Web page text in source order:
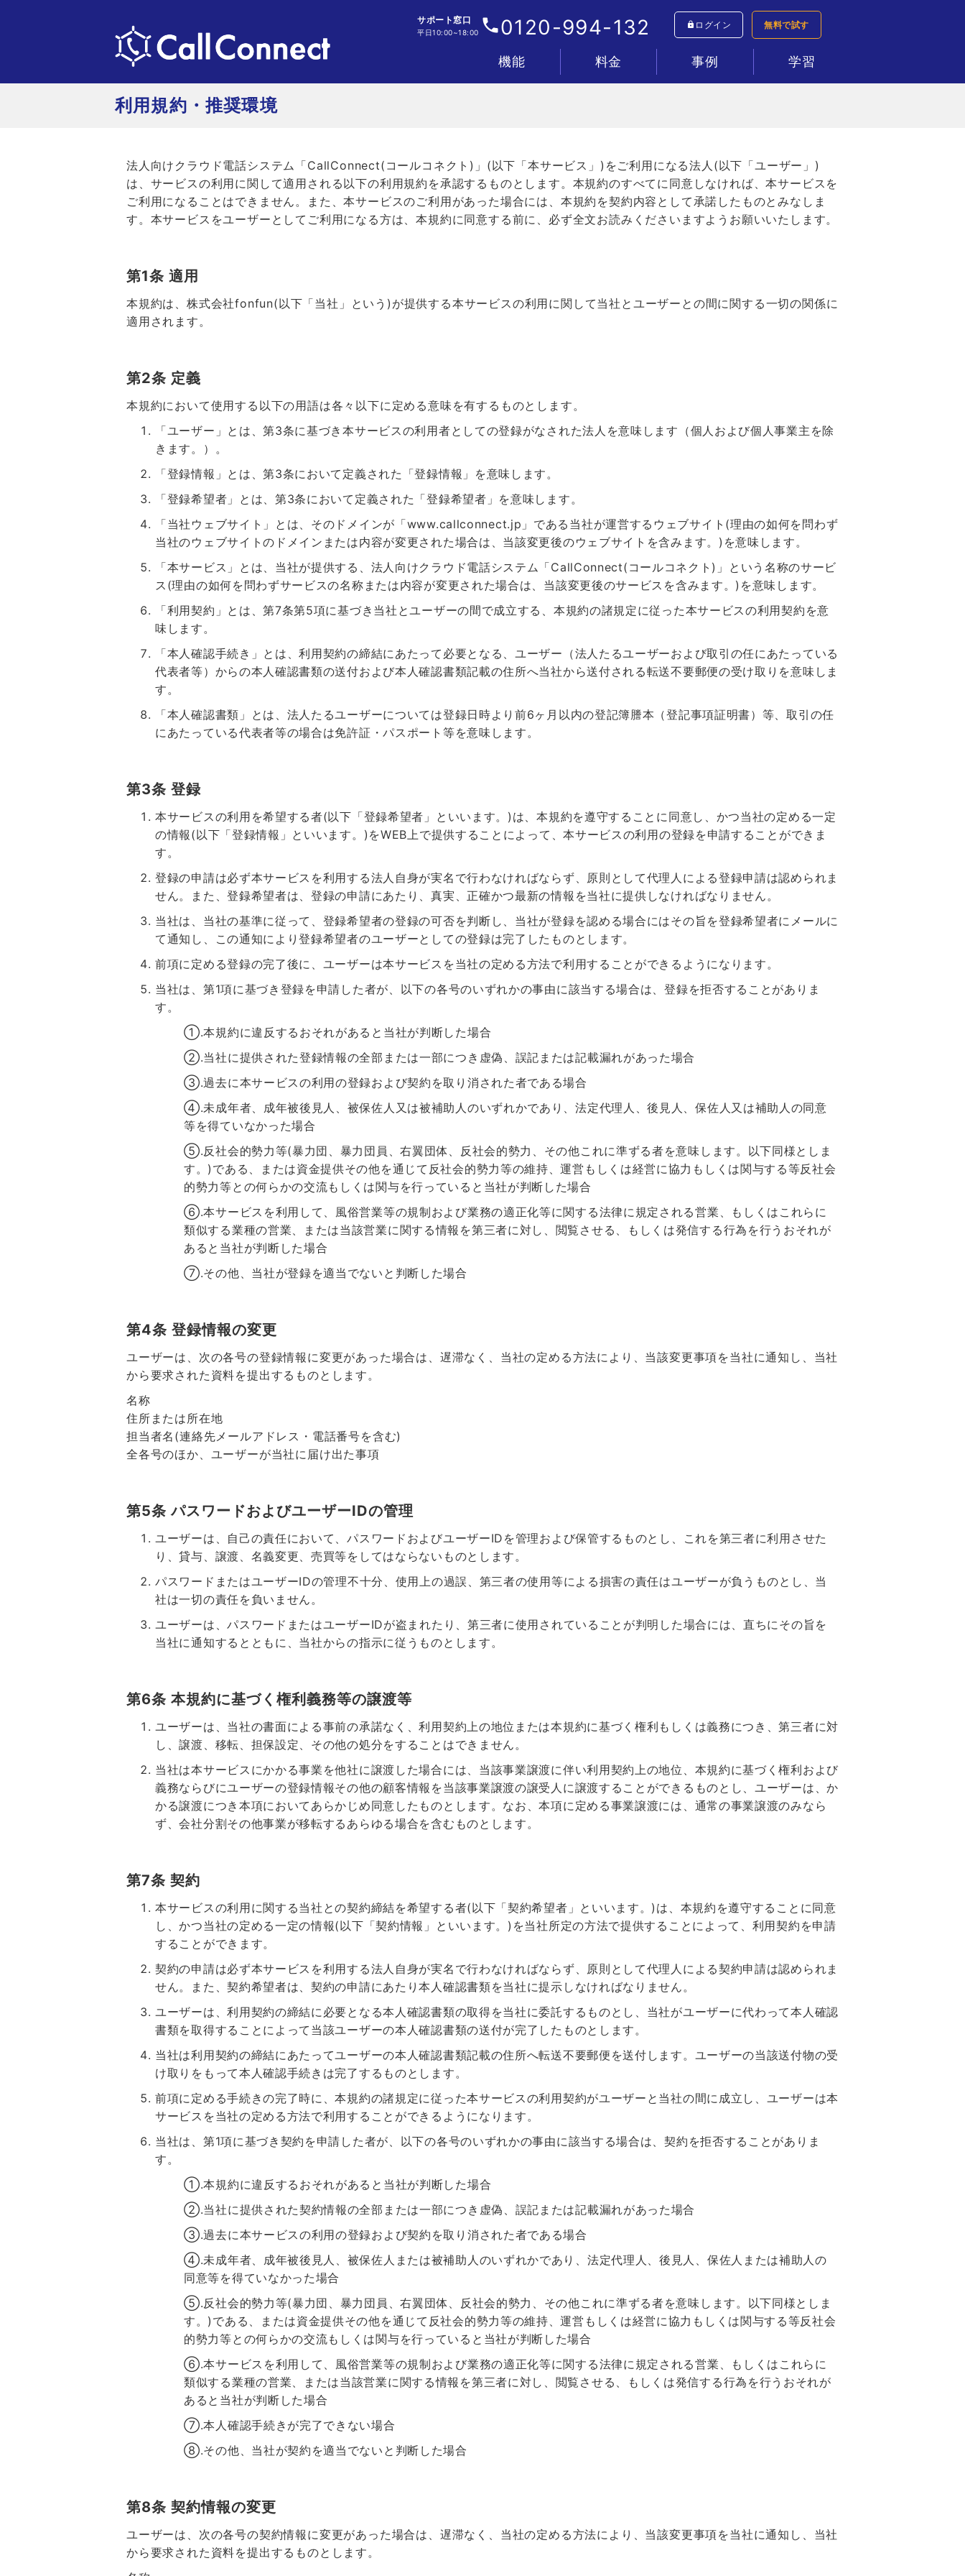
サポート窓口
平日10:00~18:00 0120-994-132 ログイン 無料で試す
機能
電話
IVR・着信フロー
顧客管理
分析
AI
連携
管理・セキュリティ
料金
プラン&料金表
お支払い&料金シミュレーター
事例
すべて
コールセンター
インサイドセールス
テレワーク
新規事業
ネットショップ
学習
資料請求
マニュアル動画
ヘルプセンター
利用規約・推奨環境
法人向けクラウド電話システム「CallConnect(コールコネクト)」(以下「本サービス」)をご利用になる法人(以下「ユーザー」)
は、サービスの利用に関して適用される以下の利用規約を承認するものとします。本規約のすべてに同意しなければ、本サービスを
ご利用になることはできません。また、本サービスのご利用があった場合には、本規約を契約内容として承諾したものとみなしま
す。本サービスをユーザーとしてご利用になる方は、本規約に同意する前に、必ず全文お読みくださいますようお願いいたします。
第1条 適用
本規約は、株式会社fonfun(以下「当社」という)が提供する本サービスの利用に関して当社とユーザーとの間に関する一切の関係に
適用されます。
第2条 定義
本規約において使用する以下の用語は各々以下に定める意味を有するものとします。
「ユーザー」とは、第3条に基づき本サービスの利用者としての登録がなされた法人を意味します（個人および個人事業主を除
きます。）。
「登録情報」とは、第3条において定義された「登録情報」を意味します。
「登録希望者」とは、第3条において定義された「登録希望者」を意味します。
「当社ウェブサイト」とは、そのドメインが「www.callconnect.jp」である当社が運営するウェブサイト(理由の如何を問わず
当社のウェブサイトのドメインまたは内容が変更された場合は、当該変更後のウェブサイトを含みます。)を意味します。
「本サービス」とは、当社が提供する、法人向けクラウド電話システム「CallConnect(コールコネクト)」という名称のサービ
ス(理由の如何を問わずサービスの名称または内容が変更された場合は、当該変更後のサービスを含みます。)を意味します。
「利用契約」とは、第7条第5項に基づき当社とユーザーの間で成立する、本規約の諸規定に従った本サービスの利用契約を意
味します。
「本人確認手続き」とは、利用契約の締結にあたって必要となる、ユーザー（法人たるユーザーおよび取引の任にあたっている
代表者等）からの本人確認書類の送付および本人確認書類記載の住所へ当社から送付される転送不要郵便の受け取りを意味しま
す。
「本人確認書類」とは、法人たるユーザーについては登録日時より前6ヶ月以内の登記簿謄本（登記事項証明書）等、取引の任
にあたっている代表者等の場合は免許証・パスポート等を意味します。
第3条 登録
本サービスの利用を希望する者(以下「登録希望者」といいます。)は、本規約を遵守することに同意し、かつ当社の定める一定
の情報(以下「登録情報」といいます。)をWEB上で提供することによって、本サービスの利用の登録を申請することができま
す。
登録の申請は必ず本サービスを利用する法人自身が実名で行わなければならず、原則として代理人による登録申請は認められま
せん。また、登録希望者は、登録の申請にあたり、真実、正確かつ最新の情報を当社に提供しなければなりません。
当社は、当社の基準に従って、登録希望者の登録の可否を判断し、当社が登録を認める場合にはその旨を登録希望者にメールに
て通知し、この通知により登録希望者のユーザーとしての登録は完了したものとします。
前項に定める登録の完了後に、ユーザーは本サービスを当社の定める方法で利用することができるようになります。
当社は、第1項に基づき登録を申請した者が、以下の各号のいずれかの事由に該当する場合は、登録を拒否することがありま
す。
①.本規約に違反するおそれがあると当社が判断した場合
②.当社に提供された登録情報の全部または一部につき虚偽、誤記または記載漏れがあった場合
③.過去に本サービスの利用の登録および契約を取り消された者である場合
④.未成年者、成年被後見人、被保佐人又は被補助人のいずれかであり、法定代理人、後見人、保佐人又は補助人の同意
等を得ていなかった場合
⑤.反社会的勢力等(暴力団、暴力団員、右翼団体、反社会的勢力、その他これに準ずる者を意味します。以下同様としま
す。)である、または資金提供その他を通じて反社会的勢力等の維持、運営もしくは経営に協力もしくは関与する等反社会
的勢力等との何らかの交流もしくは関与を行っていると当社が判断した場合
⑥.本サービスを利用して、風俗営業等の規制および業務の適正化等に関する法律に規定される営業、もしくはこれらに
類似する業種の営業、または当該営業に関する情報を第三者に対し、閲覧させる、もしくは発信する行為を行うおそれが
あると当社が判断した場合
⑦.その他、当社が登録を適当でないと判断した場合
第4条 登録情報の変更
ユーザーは、次の各号の登録情報に変更があった場合は、遅滞なく、当社の定める方法により、当該変更事項を当社に通知し、当社
から要求された資料を提出するものとします。
名称
住所または所在地
担当者名(連絡先メールアドレス・電話番号を含む)
全各号のほか、ユーザーが当社に届け出た事項
第5条 パスワードおよびユーザーIDの管理
ユーザーは、自己の責任において、パスワードおよびユーザーIDを管理および保管するものとし、これを第三者に利用させた
り、貸与、譲渡、名義変更、売買等をしてはならないものとします。
パスワードまたはユーザーIDの管理不十分、使用上の過誤、第三者の使用等による損害の責任はユーザーが負うものとし、当
社は一切の責任を負いません。
ユーザーは、パスワードまたはユーザーIDが盗まれたり、第三者に使用されていることが判明した場合には、直ちにその旨を
当社に通知するとともに、当社からの指示に従うものとします。
第6条 本規約に基づく権利義務等の譲渡等
ユーザーは、当社の書面による事前の承諾なく、利用契約上の地位または本規約に基づく権利もしくは義務につき、第三者に対
し、譲渡、移転、担保設定、その他の処分をすることはできません。
当社は本サービスにかかる事業を他社に譲渡した場合には、当該事業譲渡に伴い利用契約上の地位、本規約に基づく権利および
義務ならびにユーザーの登録情報その他の顧客情報を当該事業譲渡の譲受人に譲渡することができるものとし、ユーザーは、か
かる譲渡につき本項においてあらかじめ同意したものとします。なお、本項に定める事業譲渡には、通常の事業譲渡のみなら
ず、会社分割その他事業が移転するあらゆる場合を含むものとします。
第7条 契約
本サービスの利用に関する当社との契約締結を希望する者(以下「契約希望者」といいます。)は、本規約を遵守することに同意
し、かつ当社の定める一定の情報(以下「契約情報」といいます。)を当社所定の方法で提供することによって、利用契約を申請
することができます。
契約の申請は必ず本サービスを利用する法人自身が実名で行わなければならず、原則として代理人による契約申請は認められま
せん。また、契約希望者は、契約の申請にあたり本人確認書類を当社に提示しなければなりません。
ユーザーは、利用契約の締結に必要となる本人確認書類の取得を当社に委託するものとし、当社がユーザーに代わって本人確認
書類を取得することによって当該ユーザーの本人確認書類の送付が完了したものとします。
当社は利用契約の締結にあたってユーザーの本人確認書類記載の住所へ転送不要郵便を送付します。ユーザーの当該送付物の受
け取りをもって本人確認手続きは完了するものとします。
前項に定める手続きの完了時に、本規約の諸規定に従った本サービスの利用契約がユーザーと当社の間に成立し、ユーザーは本
サービスを当社の定める方法で利用することができるようになります。
当社は、第1項に基づき契約を申請した者が、以下の各号のいずれかの事由に該当する場合は、契約を拒否することがありま
す。
①.本規約に違反するおそれがあると当社が判断した場合
②.当社に提供された契約情報の全部または一部につき虚偽、誤記または記載漏れがあった場合
③.過去に本サービスの利用の登録および契約を取り消された者である場合
④.未成年者、成年被後見人、被保佐人または被補助人のいずれかであり、法定代理人、後見人、保佐人または補助人の
同意等を得ていなかった場合
⑤.反社会的勢力等(暴力団、暴力団員、右翼団体、反社会的勢力、その他これに準ずる者を意味します。以下同様としま
す。)である、または資金提供その他を通じて反社会的勢力等の維持、運営もしくは経営に協力もしくは関与する等反社会
的勢力等との何らかの交流もしくは関与を行っていると当社が判断した場合
⑥.本サービスを利用して、風俗営業等の規制および業務の適正化等に関する法律に規定される営業、もしくはこれらに
類似する業種の営業、または当該営業に関する情報を第三者に対し、閲覧させる、もしくは発信する行為を行うおそれが
あると当社が判断した場合
⑦.本人確認手続きが完了できない場合
⑧.その他、当社が契約を適当でないと判断した場合
第8条 契約情報の変更
ユーザーは、次の各号の契約情報に変更があった場合は、遅滞なく、当社の定める方法により、当該変更事項を当社に通知し、当社
から要求された資料を提出するものとします。